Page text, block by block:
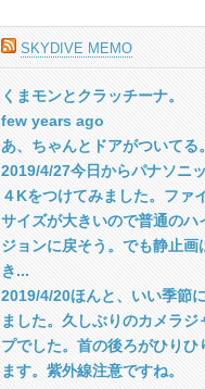
SKYDIVE MEMO
くまモンとクラッチーナ。
few years ago
あ、ちゃんとドアがついてる。
2019/4/27今日からパナソニ
４Kをつけてみました。ファ
サイズが大きいので普通のハ
ジョンに戻そう。でも静止画
き...
2019/4/20ほんと、いい季節
ました。久しぶりのカメラジ
プでした。首の後ろがひりひ
ます。紫外線注意ですね。